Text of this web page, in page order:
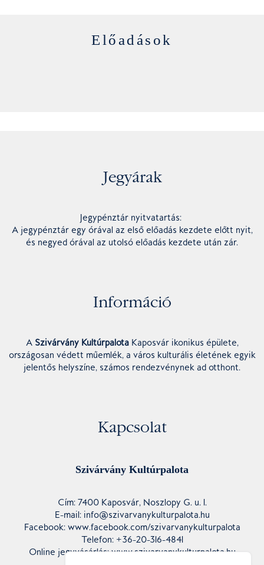
Előadások
Jegyárak
Jegypénztár nyitvatartás:
A jegypénztár egy órával az első előadás kezdete előtt nyit,
és negyed órával az utolsó előadás kezdete után zár.
Információ
A Szivárvány KultúrpalotaKaposvár ikonikus épülete,
országosan védett műemlék, a város kulturális életének egyik
jelentős helyszíne, számos rendezvénynek ad otthont.
Kapcsolat
Szivárvány Kultúrpalota
Cím: 7400 Kaposvár, Noszlopy G. u. 1.
E-mail: info@szivarvanykulturpalota.hu
Facebook: www.facebook.com/szivarvanykulturpalota
Telefon: +36-20-316-4841
Online jegyvásárlás: www.szivarvanykulturpalota.hu